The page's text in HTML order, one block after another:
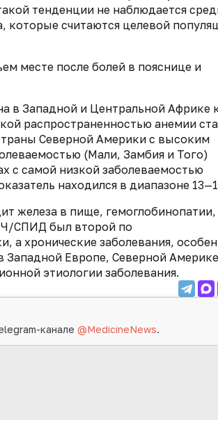
тенденции не наблюдается
считаются целевой
месте после болей в пояснице и
в Западной и Центральной Африке
распространенностью анемии
Северной Америки с высоким
(Мали, Замбия и Того)
с самой низкой заболеваемостью
находился в диапазоне
железа в пище, гемоглобинопатии,
СПИД был второй по
а хронические заболевания,
Западной Европе, Северной
этиологии заболевания.
канале@MedicineNews.